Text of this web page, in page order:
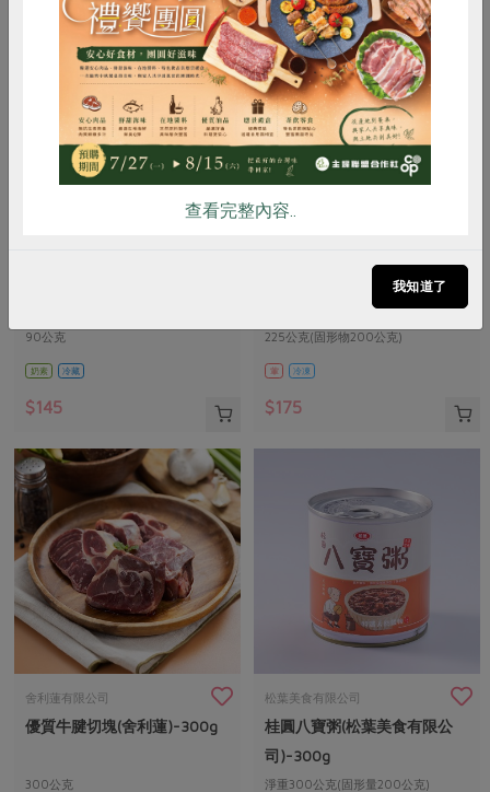
90公克
奶素 冷藏
$145
味噌鹽麴五花醃肉片(花肉
225公克(固形物200公克)
葷 冷凍
$175
舍利蓮有限公司
優質牛腱切塊(舍利蓮)-300g
300公克
松葉美食有限公司
桂圓八寶粥(松葉美食有限公
司)-300g
淨重300公克(固形量200公克)
惜食 RPET 食譜 減硝酸鹽
雞蛋 食安 共同購買
查看完整內容..
我知道了